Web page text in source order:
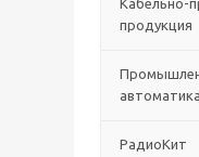
Кабельно-
продукция
автоматика
РадиоКит